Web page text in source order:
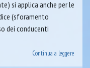
si applica anche per le
(sforamento
dei conducenti
Continua a leggere